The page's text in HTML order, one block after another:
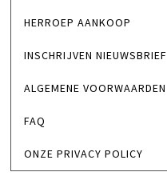
HERROEP AANKOOP
INSCHRIJVEN NIEUWSBRIEF
ALGEMENE VOORWAARDEN
FAQ
ONZE PRIVACY POLICY